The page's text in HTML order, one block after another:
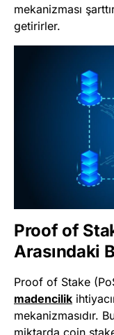
mekanizması
getirirler.
Proof of
Arasındaki
Proof of Stake
madencilik
mekanizmasıdır.